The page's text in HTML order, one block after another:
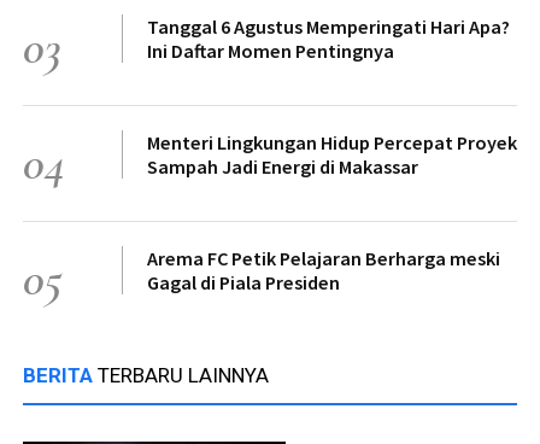
03
Tanggal 6 Agustus Memperingati Hari Apa?
Ini Daftar Momen Pentingnya
04
Menteri Lingkungan Hidup Percepat Proyek
Sampah Jadi Energi di Makassar
05
Arema FC Petik Pelajaran Berharga meski
Gagal di Piala Presiden
BERITA TERBARU LAINNYA